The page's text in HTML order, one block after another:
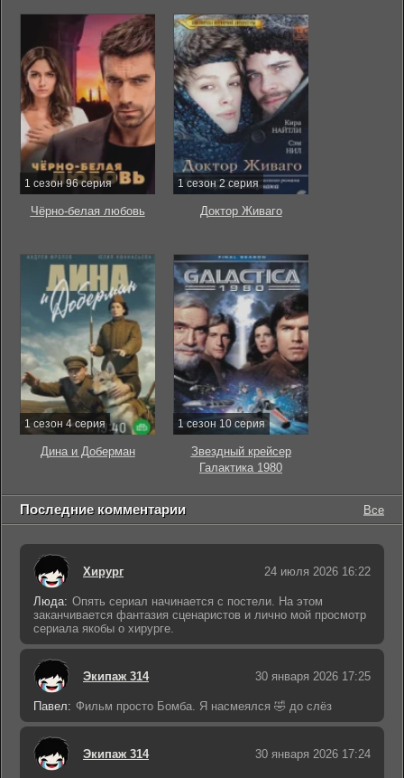
1 сезон 96 серия
Чёрно-белая любовь
1 сезон 2 серия
Доктор Живаго
1 сезон 4 серия
Дина и Доберман
1 сезон 10 серия
Звездный крейсер
Галактика 1980
Последние комментарии Все
Хирург 24 июля 2026 16:22
Люда: Опять сериал начинается с постели. На этом
заканчивается фантазия сценаристов и лично мой просмотр
сериала якобы о хирурге.
Экипаж 314 30 января 2026 17:25
Павел: Фильм просто Бомба. Я насмеялся 🤣 до слёз
Экипаж 314 30 января 2026 17:24